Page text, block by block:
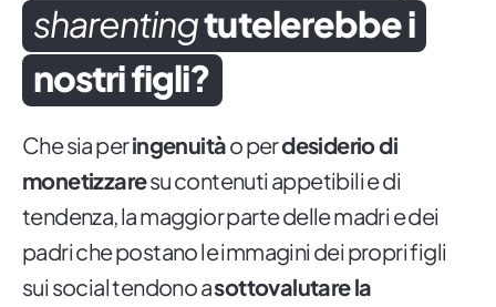
sharentingtutelerebbe i
nostri figli?
Che sia peringenuitào perdesiderio di
monetizzaresu contenuti appetibili e di
tendenza, la maggior parte delle madri e dei
padri che postano le immagini dei propri figli
sui social tendono asottovalutare la